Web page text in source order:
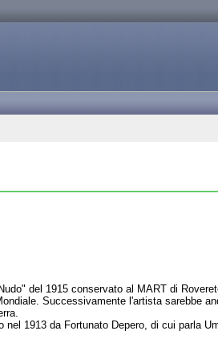
del 1915 conservato al MART di
Successivamente l'artista sarebbe
1913 da Fortunato Depero, di cui parla